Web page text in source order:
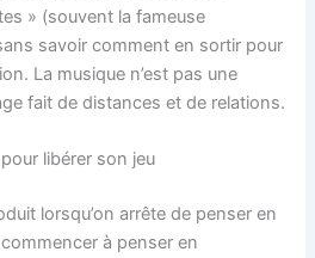
» (souvent la fameuse
savoir comment en sortir pour
La musique n’est pas une
fait de distances et de relations.
libérer son jeu
lorsqu’on arrête de penser en
à penser en